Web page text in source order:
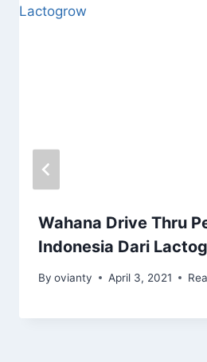
Wahana Drive Thru
Indonesia Dari
By ovianty April 3, 2021